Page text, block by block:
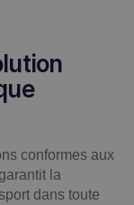
conformes aux
la
dans toute